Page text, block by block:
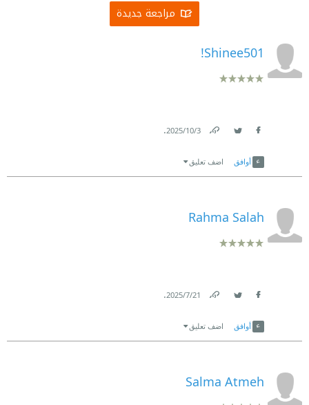
مراجعة جديدة
Shinee501!
3‏/10‏/2025
.
أوافق اضف تعليق
Rahma Salah
21‏/7‏/2025
.
أوافق اضف تعليق
Salma Atmeh